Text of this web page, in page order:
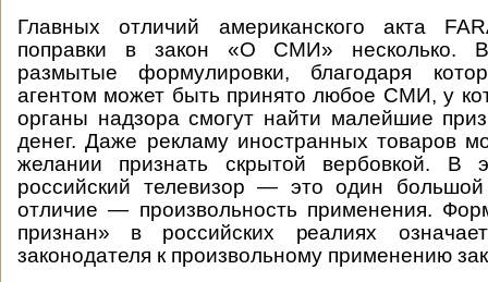
Главных отличий американского акта
поправки в закон «О СМИ» несколько.
размытые формулировки, благодаря
агентом может быть принято любое СМИ, у
органы надзора смогут найти малейшие
денег. Даже рекламу иностранных товаров
желании признать скрытой вербовкой. В
российский телевизор — это один большой
отличие — произвольность применения.
признан» в российских реалиях
законодателя к произвольному применению